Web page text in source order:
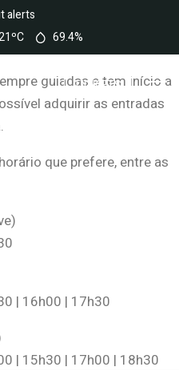
alerts
69.4%
TICKETS
de visita à
guiadas e tem início a
adquirir as entradas
que prefere, entre as
| 16h00 | 17h30
| 15h30 | 17h00 | 18h30